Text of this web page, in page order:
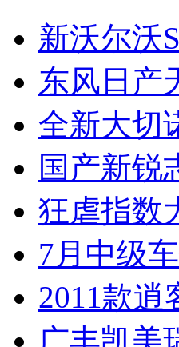
新沃尔沃
东风日产
全新大切
国产新锐
狂虐指数
7月中级
2011款
广丰凯美